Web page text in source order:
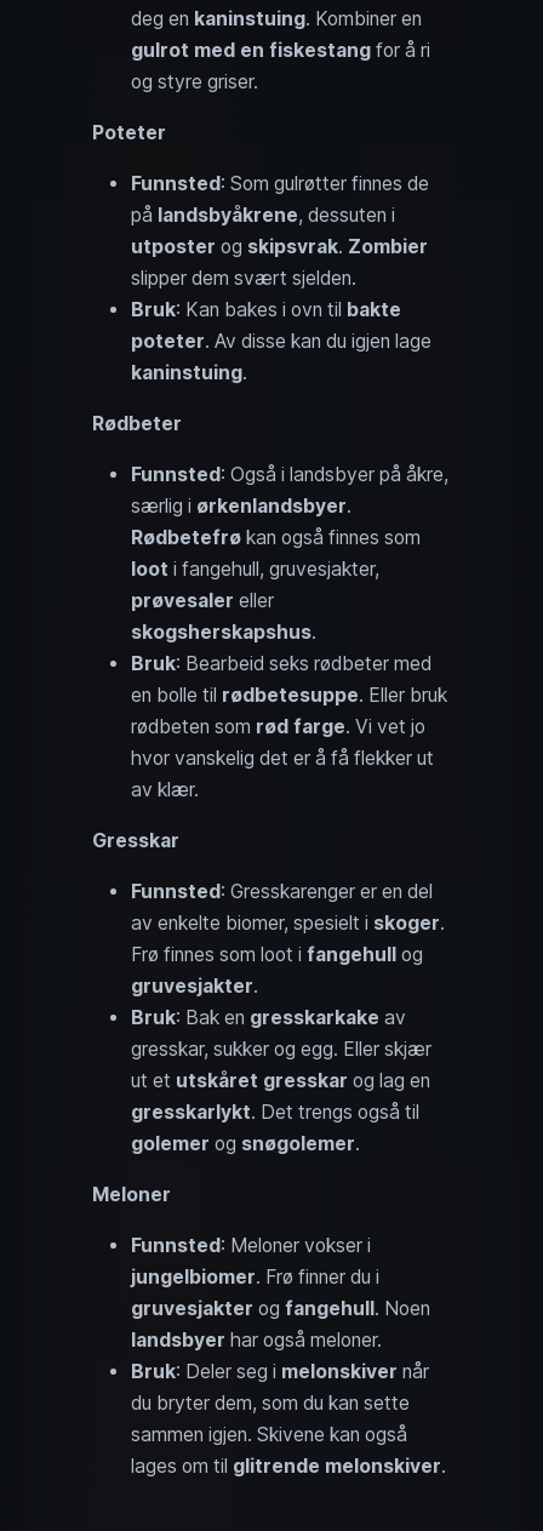
deg en kaninstuing. Kombiner en
gulrot med en fiskestang for å ri
og styre griser.
Poteter
Funnsted: Som gulrøtter finnes de
på landsbyåkrene, dessuten i
utposter og skipsvrak. Zombier
slipper dem svært sjelden.
Bruk: Kan bakes i ovn til bakte
poteter. Av disse kan du igjen lage
kaninstuing.
Rødbeter
Funnsted: Også i landsbyer på åkre,
særlig i ørkenlandsbyer.
Rødbetefrø kan også finnes som
loot i fangehull, gruvesjakter,
prøvesaler eller
skogsherskapshus.
Bruk: Bearbeid seks rødbeter med
en bolle til rødbetesuppe. Eller bruk
rødbeten som rød farge. Vi vet jo
hvor vanskelig det er å få flekker ut
av klær.
Gresskar
Funnsted: Gresskarenger er en del
av enkelte biomer, spesielt i skoger.
Frø finnes som loot i fangehull og
gruvesjakter.
Bruk: Bak en gresskarkake av
gresskar, sukker og egg. Eller skjær
ut et utskåret gresskar og lag en
gresskarlykt. Det trengs også til
golemer og snøgolemer.
Meloner
Funnsted: Meloner vokser i
jungelbiomer. Frø finner du i
gruvesjakter og fangehull. Noen
landsbyer har også meloner.
Bruk: Deler seg i melonskiver når
du bryter dem, som du kan sette
sammen igjen. Skivene kan også
lages om til glitrende melonskiver.